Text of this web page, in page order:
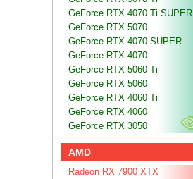
GeForce RTX 4070 Ti SUPER
GeForce RTX 5070
GeForce RTX 4070 SUPER
GeForce RTX 4070
GeForce RTX 5060 Ti
GeForce RTX 5060
GeForce RTX 4060 Ti
GeForce RTX 4060
GeForce RTX 3050
AMD
Radeon RX 7900 XTX